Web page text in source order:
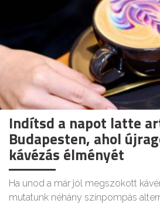
Indítsd a napot latte
Budapesten, ahol
kávézás élményét
Ha unod a már jól megszokott
mutatunk néhány színpompás